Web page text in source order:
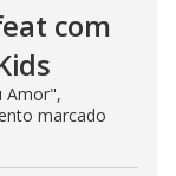
com
Amor",
marcado